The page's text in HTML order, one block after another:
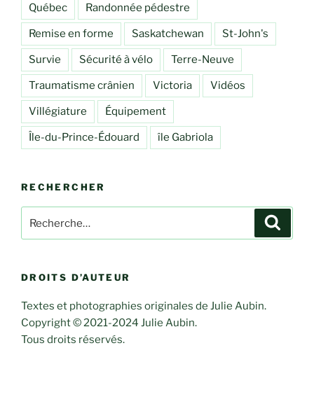
Québec Randonnée pédestre
Remise en forme Saskatchewan St-John's
Survie Sécurité à vélo Terre-Neuve
Traumatisme crânien Victoria Vidéos
Villégiature Équipement
Île-du-Prince-Édouard île Gabriola
RECHERCHER
DROITS D’AUTEUR
Textes et photographies originales de Julie Aubin.
Copyright © 2021-2024 Julie Aubin.
Tous droits réservés.